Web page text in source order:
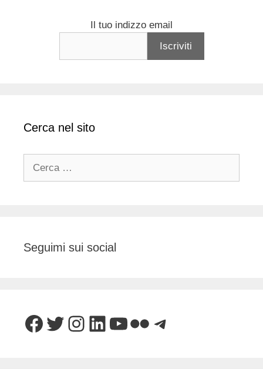
Il tuo indizzo email
Cerca nel sito
Seguimi sui social
Facebook
Twitter
Instagram
LinkedIn
YouTube
FlickrTelegram